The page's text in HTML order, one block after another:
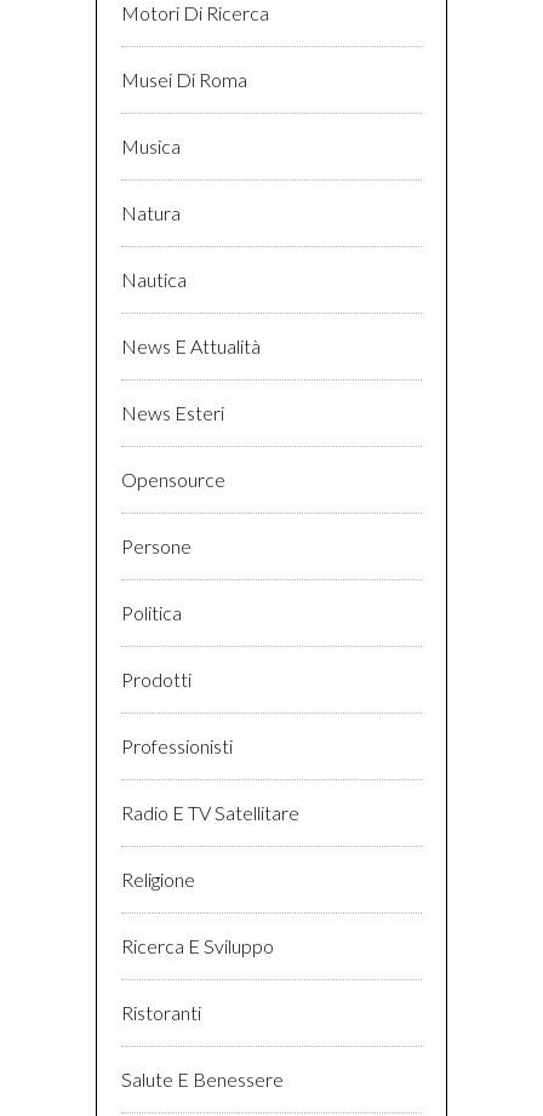
Motori Di Ricerca
Musei Di Roma
Musica
Natura
Nautica
News E Attualità
News Esteri
Opensource
Persone
Politica
Prodotti
Professionisti
Radio E TV Satellitare
Religione
Ricerca E Sviluppo
Ristoranti
Salute E Benessere